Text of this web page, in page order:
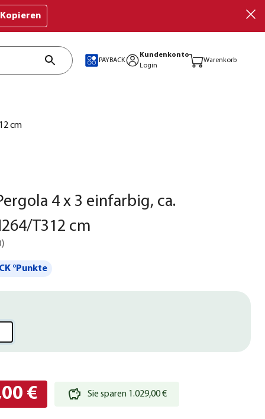
Kopieren
PAYBACK
Kundenkonto
Login
Warenkorb
cm
4 x 3 einfarbig, ca.
T312 cm
)
°Punkte
€ Sie sparen 1.029,00 €